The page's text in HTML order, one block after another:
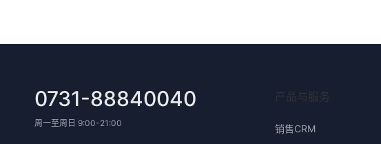
0731-88840040
周一至周日 9:00-21:00
产品与服务
销售CRM